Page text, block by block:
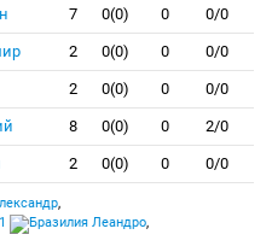
7 0(0) 0 0/0
2 0(0) 0 0/0
2 0(0) 0 0/0
8 0(0) 0 2/0
2 0(0) 0 0/0
,
Леандро,